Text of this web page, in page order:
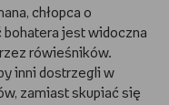
chłopca o
jest widoczna
rówieśników.
inni dostrzegli w
zamiast skupiać się